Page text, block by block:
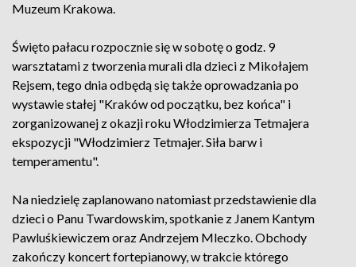
Muzeum Krakowa.
Święto pałacu rozpocznie się w sobotę o godz. 9
warsztatami z tworzenia murali dla dzieci z Mikołajem
Rejsem, tego dnia odbędą się także oprowadzania po
wystawie stałej "Kraków od początku, bez końca" i
zorganizowanej z okazji roku Włodzimierza Tetmajera
ekspozycji "Włodzimierz Tetmajer. Siła barw i
temperamentu".
Na niedzielę zaplanowano natomiast przedstawienie dla
dzieci o Panu Twardowskim, spotkanie z Janem Kantym
Pawluśkiewiczem oraz Andrzejem Mleczko. Obchody
zakończy koncert fortepianowy, w trakcie którego